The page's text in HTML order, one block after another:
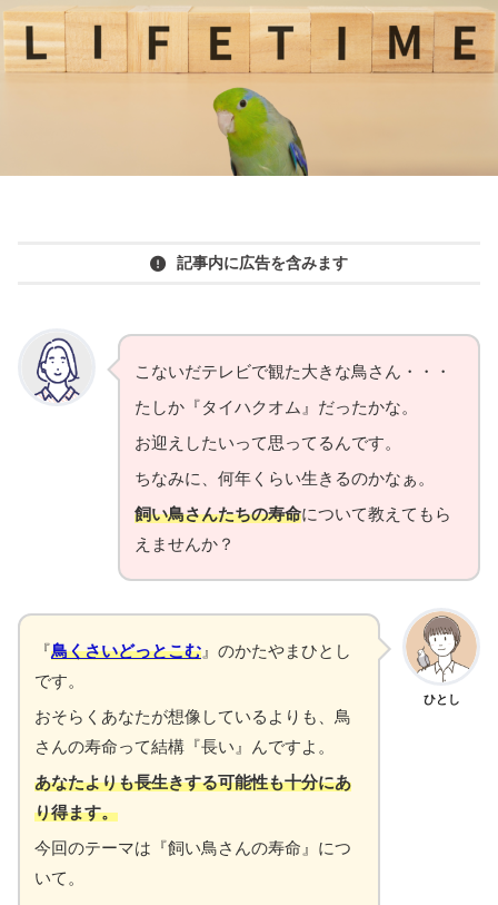
記事内に広告を含みます
こないだテレビで観た大きな鳥さん・・・
たしか『タイハクオム』だったかな。
お迎えしたいって思ってるんです。
ちなみに、何年くらい生きるのかなぁ。
飼い鳥さんたちの寿命について教えてもら
えませんか？
ひとし
『鳥くさいどっとこむ』のかたやまひとし
です。
おそらくあなたが想像しているよりも、鳥
さんの寿命って結構『長い』んですよ。
あなたよりも長生きする可能性も十分にあ
り得ます。
今回のテーマは『飼い鳥さんの寿命』につ
いて。